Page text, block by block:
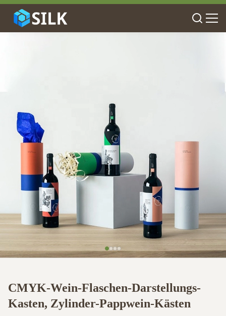
CMYK-Wein-Flaschen-Darstellungs-
Kasten, Zylinder-Pappwein-Kästen